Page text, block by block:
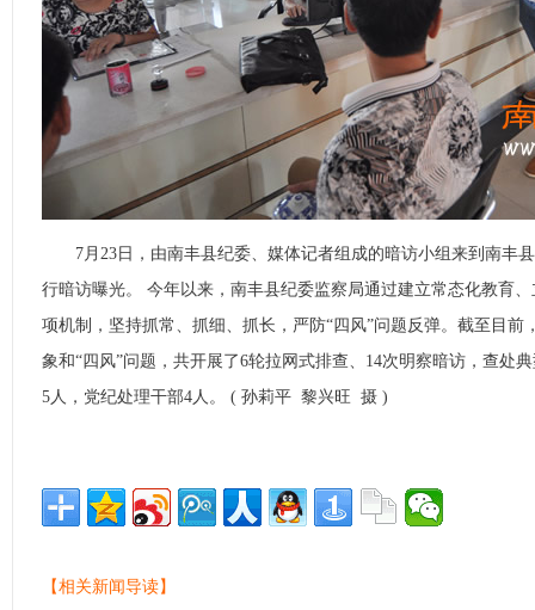
7月23日，由南丰县纪委、媒体记者组成的暗访小组来到南丰县
行暗访曝光。 今年以来，南丰县纪委监察局通过建立常态化教育
项机制，坚持抓常、抓细、抓长，严防“四风”问题反弹。截至目前
象和“四风”问题，共开展了6轮拉网式排查、14次明察暗访，查处
5人，党纪处理干部4人。 ( 孙莉平 黎兴旺 摄 )
【相关新闻导读】